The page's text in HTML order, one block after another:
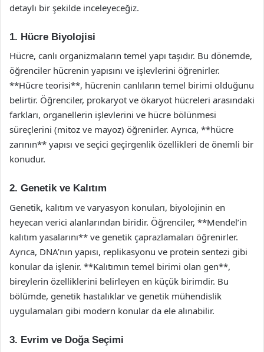
detaylı bir şekilde inceleyeceğiz.
1. Hücre Biyolojisi
Hücre, canlı organizmaların temel yapı taşıdır. Bu dönemde,
öğrenciler hücrenin yapısını ve işlevlerini öğrenirler.
**Hücre teorisi**, hücrenin canlıların temel birimi olduğunu
belirtir. Öğrenciler, prokaryot ve ökaryot hücreleri arasındaki
farkları, organellerin işlevlerini ve hücre bölünmesi
süreçlerini (mitoz ve mayoz) öğrenirler. Ayrıca, **hücre
zarının** yapısı ve seçici geçirgenlik özellikleri de önemli bir
konudur.
2. Genetik ve Kalıtım
Genetik, kalıtım ve varyasyon konuları, biyolojinin en
heyecan verici alanlarından biridir. Öğrenciler, **Mendel’in
kalıtım yasalarını** ve genetik çaprazlamaları öğrenirler.
Ayrıca, DNA’nın yapısı, replikasyonu ve protein sentezi gibi
konular da işlenir. **Kalıtımın temel birimi olan gen**,
bireylerin özelliklerini belirleyen en küçük birimdir. Bu
bölümde, genetik hastalıklar ve genetik mühendislik
uygulamaları gibi modern konular da ele alınabilir.
3. Evrim ve Doğa Seçimi